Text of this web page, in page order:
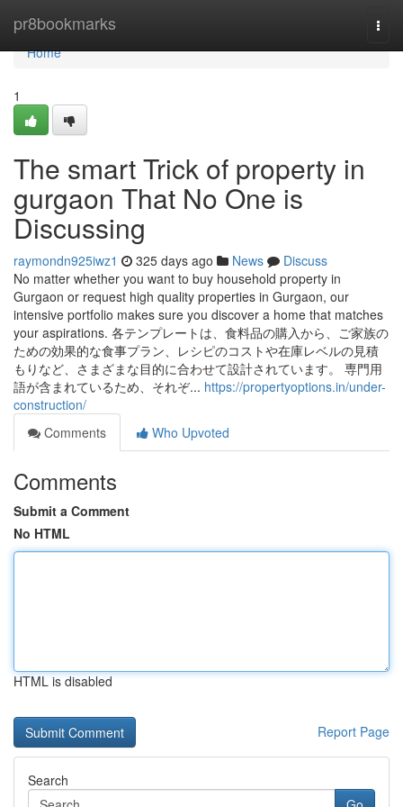
pr8bookmarks
Home
Home
1
The smart Trick of property in
gurgaon That No One is
Discussing
raymondn925iwz1 325 days ago News
Discuss
No matter whether you want to buy household property in
Gurgaon or request high quality properties in Gurgaon, our
intensive portfolio makes sure you discover a home that matches
your aspirations. 各テンプレートは、食料品の購入から、ご家族の
ための効果的な食事プラン、レシピのコストや在庫レベルの見積
もりなど、さまざまな目的に合わせて設計されています。 専門用
語が含まれているため、それぞ... https://propertyoptions.in/under-
construction/
Comments
Who Upvoted
Comments
Submit a Comment
No HTML
HTML is disabled
Report Page
Search